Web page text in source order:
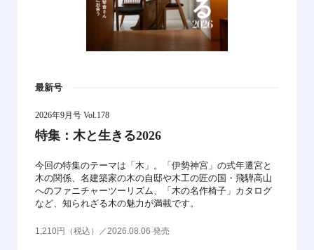
最新号
2026年9月号 Vol.178
特集：木と生きる2026
今回の特集のテーマは「木」。「伊勢神宮」の式年遷宮と
木の関係、名建築家の木の自邸や木工の匠の国・飛騨高山
へのファニチャーツーリズム、「木の名作椅子」カタログ
など、知られざる木の魅力が満載です。
1,210円（税込）／2026.08.06 発売